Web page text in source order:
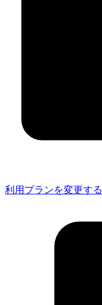
利用プランを変更する